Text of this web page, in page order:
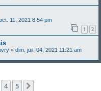
11, 2021 6:54 pm
1 2
« dim. juil. 04, 2021 11:21 am
4 5